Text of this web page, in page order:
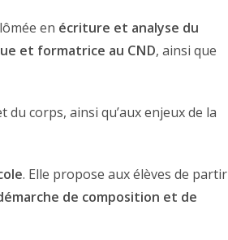
en écriture et analyse du
et formatrice au CND, ainsi que
corps, ainsi qu’aux enjeux de la
. Elle propose aux élèves de partir
de composition et de